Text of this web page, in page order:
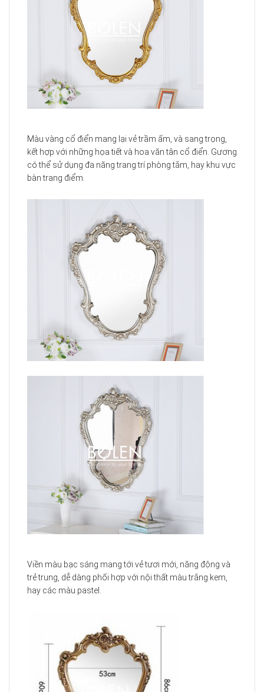
Màu vàng cổ điển mang lại vẻ trầm ấm, và sang trọng,
kết hợp với những họa tiết và hoa văn tân cổ điển. Gương
có thể sử dụng đa năng trang trí phòng tắm, hay khu vực
bàn trang điểm.
Viền màu bạc sáng mang tới vẻ tươi mới, năng động và
trẻ trung, dễ dàng phối hợp với nội thất màu trắng kem,
hay các màu pastel.